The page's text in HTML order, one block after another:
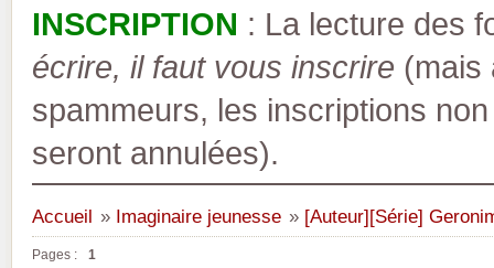
INSCRIPTION : La lecture des
écrire, il faut vous inscrire (mais
spammeurs, les inscriptions
seront annulées).
Accueil » Imaginaire jeunesse » [Auteur][Série]
Pages : 1